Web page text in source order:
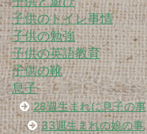
子供のトイレ事情
子供の勉強
子供の英語教育
子供の靴
息子
28週生まれに息子の事
33週生まれの娘の事